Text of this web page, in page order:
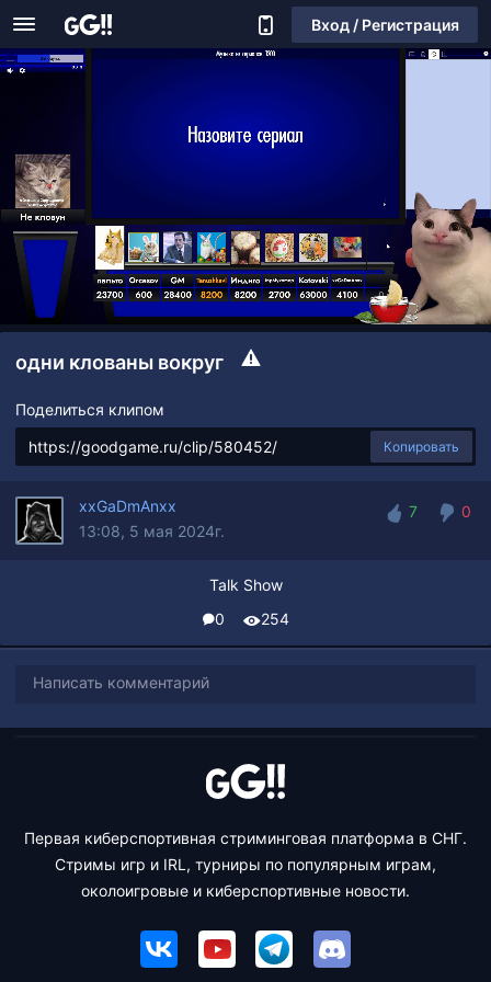
Вход / Регистрация
одни клованы вокруг
Поделиться клипом
Копировать
xxGaDmAnxx
13:08, 5 мая 2024г.
7
0
Talk Show
0
254
Написать комментарий
Первая киберспортивная стриминговая платформа в СНГ.
Стримы игр и IRL, турниры по популярным играм,
околоигровые и киберспортивные новости.